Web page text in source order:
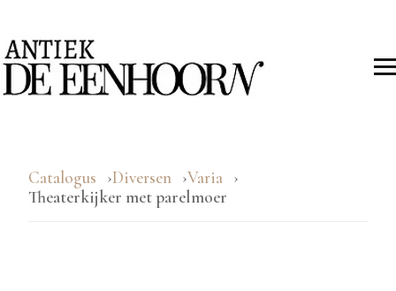
Catalogus Diversen
Varia
Theaterkijker met parelmoer